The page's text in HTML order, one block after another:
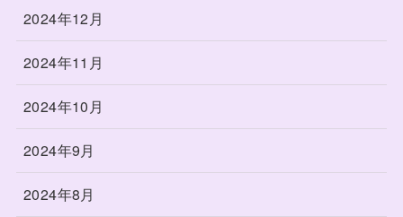
2024年12月
2024年11月
2024年10月
2024年9月
2024年8月